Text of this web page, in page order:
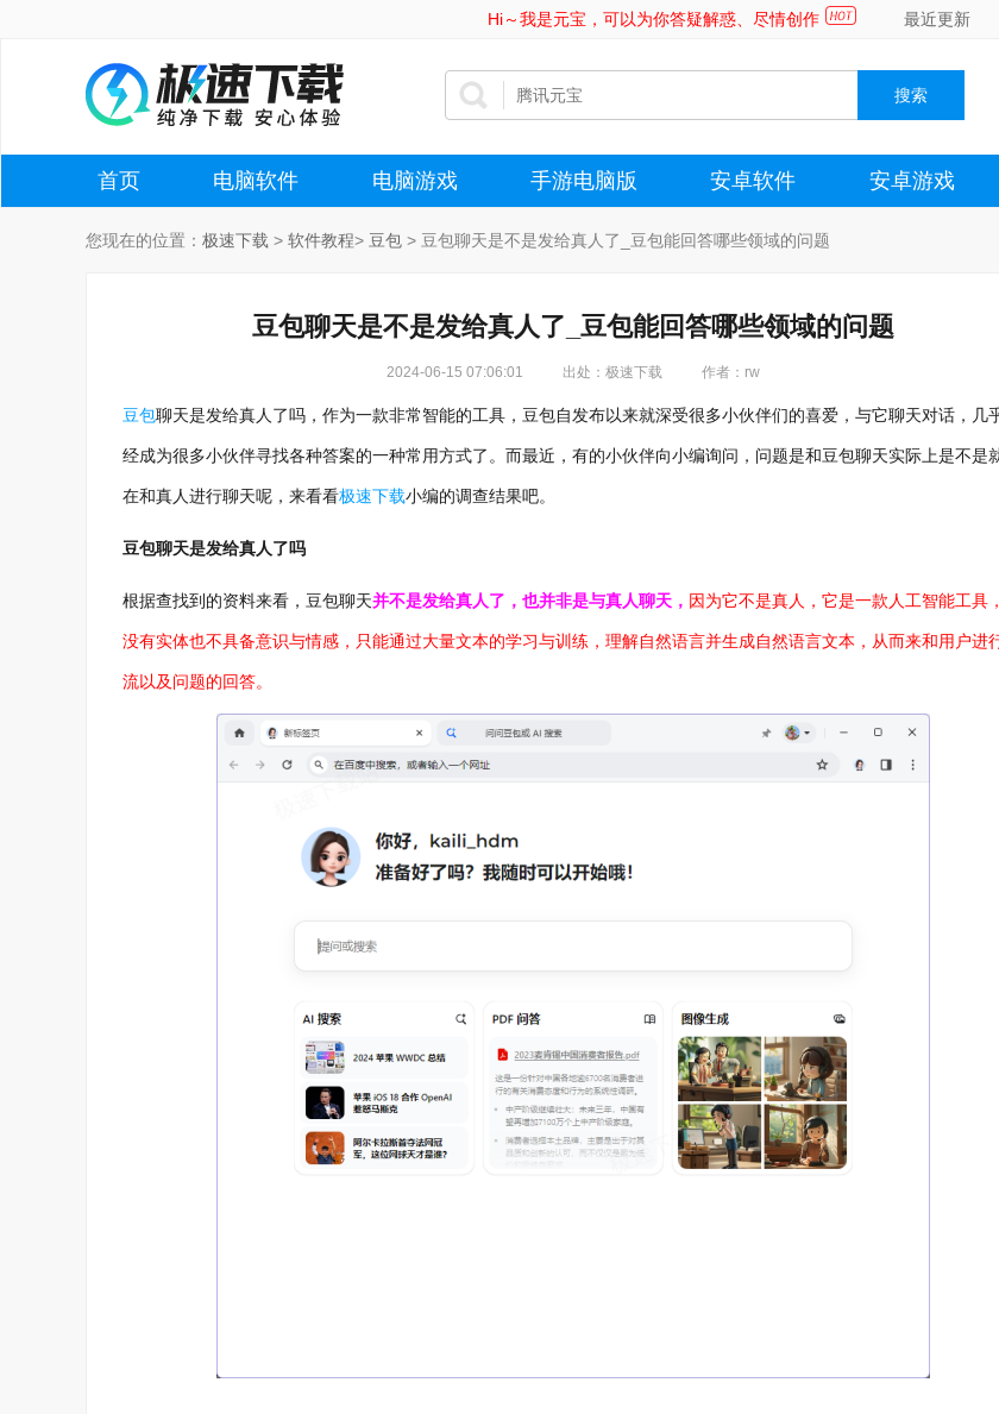
Hi～我是元宝，可以为你答疑解惑、尽情创作 最近更新
首页 电脑软件 电脑游戏 手游电脑版 安卓软件 安卓游戏
您现在的位置： 极速下载 > 软件教程> 豆包 > 豆包聊天是不是发给真人了_豆包能回答哪些领域的问题
豆包聊天是不是发给真人了_豆包能回答哪些领域的问题
2024-06-15 07:06:01 出处：极速下载 作者：rw
豆包聊天是发给真人了吗，作为一款非常智能的工具，豆包自发布以来就深受很多小伙伴们的喜爱，与它聊天对话，几
经成为很多小伙伴寻找各种答案的一种常用方式了。而最近，有的小伙伴向小编询问，问题是和豆包聊天实际上是不是
在和真人进行聊天呢，来看看极速下载小编的调查结果吧。
豆包聊天是发给真人了吗
根据查找到的资料来看，豆包聊天并不是发给真人了，也并非是与真人聊天， 因为它不是真人，它是一款人工智能工具
没有实体也不具备意识与情感，只能通过大量文本的学习与训练，理解自然语言并生成自然语言文本，从而来和用户进
流以及问题的回答。